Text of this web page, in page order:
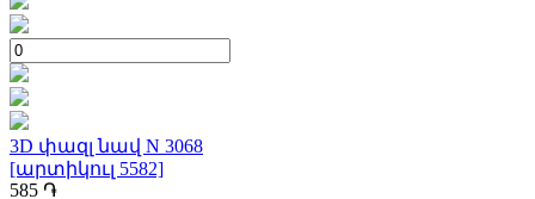
3D փազլ նավ N 3068
[արտիկուլ 5582]
585 ֏